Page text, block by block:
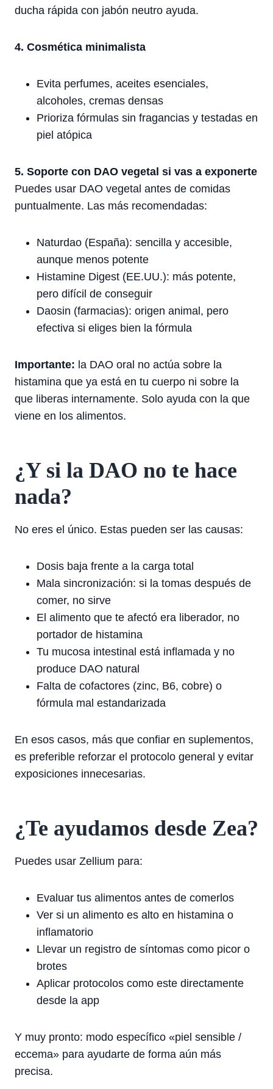
ducha rápida con jabón neutro ayuda.
4. Cosmética minimalista
Evita perfumes, aceites esenciales,
alcoholes, cremas densas
Prioriza fórmulas sin fragancias y testadas en
piel atópica
5. Soporte con DAO vegetal si vas a exponerte
Puedes usar DAO vegetal antes de comidas
puntualmente. Las más recomendadas:
Naturdao (España): sencilla y accesible,
aunque menos potente
Histamine Digest (EE.UU.): más potente,
pero difícil de conseguir
Daosin (farmacias): origen animal, pero
efectiva si eliges bien la fórmula
Importante: la DAO oral no actúa sobre la
histamina que ya está en tu cuerpo ni sobre la
que liberas internamente. Solo ayuda con la que
viene en los alimentos.
¿Y si la DAO no te hace
nada?
No eres el único. Estas pueden ser las causas:
Dosis baja frente a la carga total
Mala sincronización: si la tomas después de
comer, no sirve
El alimento que te afectó era liberador, no
portador de histamina
Tu mucosa intestinal está inflamada y no
produce DAO natural
Falta de cofactores (zinc, B6, cobre) o
fórmula mal estandarizada
En esos casos, más que confiar en suplementos,
es preferible reforzar el protocolo general y evitar
exposiciones innecesarias.
¿Te ayudamos desde Zea?
Puedes usar Zellium para:
Evaluar tus alimentos antes de comerlos
Ver si un alimento es alto en histamina o
inflamatorio
Llevar un registro de síntomas como picor o
brotes
Aplicar protocolos como este directamente
desde la app
Y muy pronto: modo específico «piel sensible /
eccema» para ayudarte de forma aún más
precisa.